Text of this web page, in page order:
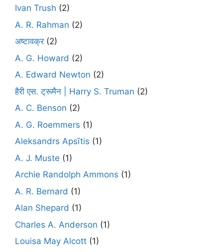
Ivan Trush (2)
A. R. Rahman (2)
अष्टावक्र(2)
A. G. Howard (2)
A. Edward Newton (2)
हैरी एस. ट्रूमैन | Harry S. Truman (2)
A. C. Benson (2)
A. G. Roemmers (1)
Aleksandrs Apsītis (1)
A. J. Muste (1)
Archie Randolph Ammons (1)
A. R. Bernard (1)
Alan Shepard (1)
Charles A. Anderson (1)
Louisa May Alcott (1)